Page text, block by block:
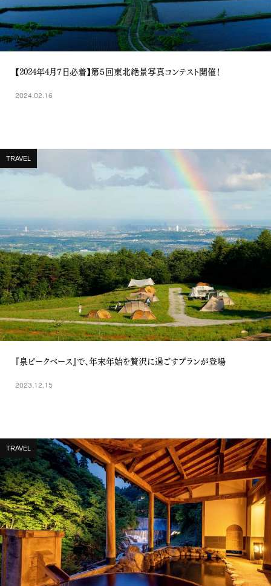
【2024年4月７日必着】第５回東北絶景写真コンテスト開催！
2024.02.16
TRAVEL
『泉ピークベース』で、年末年始を贅沢に過ごすプランが登場
2023.12.15
TRAVEL